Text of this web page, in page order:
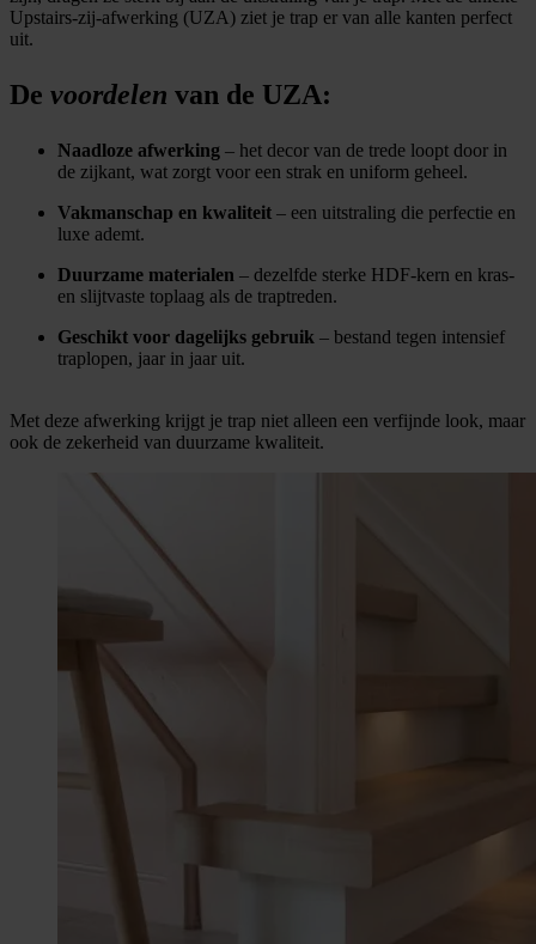
Upstairs-zij-afwerking (UZA) ziet je trap er van alle kanten perfect
uit.
De voordelen van de UZA:
Naadloze afwerking – het decor van de trede loopt door in
de zijkant, wat zorgt voor een strak en uniform geheel.
Vakmanschap en kwaliteit – een uitstraling die perfectie en
luxe ademt.
Duurzame materialen – dezelfde sterke HDF-kern en kras-
en slijtvaste toplaag als de traptreden.
Geschikt voor dagelijks gebruik – bestand tegen intensief
traplopen, jaar in jaar uit.
Met deze afwerking krijgt je trap niet alleen een verfijnde look, maar
ook de zekerheid van duurzame kwaliteit.